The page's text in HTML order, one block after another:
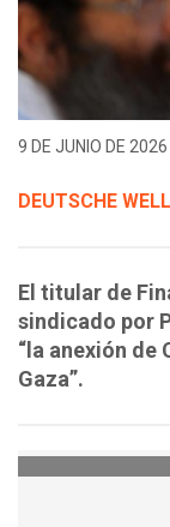
9 DE JUNIO DE
DEUTSCHE
El titular de
sindicado por
“la anexión de
Gaza”.